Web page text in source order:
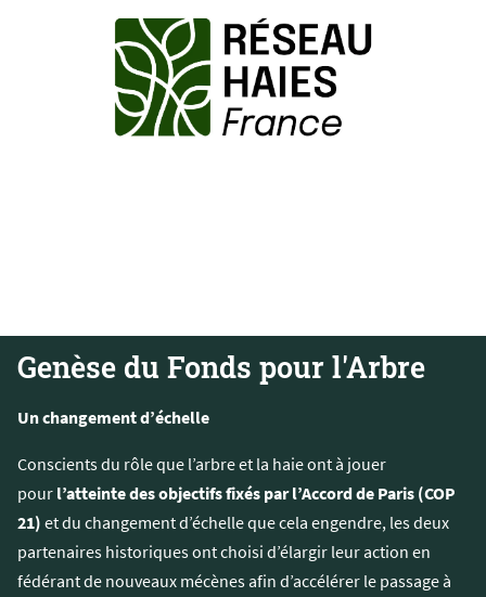
naturels régionaux, des syndicats de bassins versant, des
collectivités, des fédérations de chasse, etc. Ancré sur les
territoires et dans l’action, ce réseau d’opérateurs agit
auprès des agriculteurs, des acteurs publics et des citoyens
pour les accompagner dans la plantation et la restauration
de haies et ainsi faire de l’arbre champêtre un catalyseur des
Genèse du Fonds pour l'Arbre
Un changement d’échelle
Conscients du rôle que l’arbre et la haie ont à jouer
pour l’atteinte des objectifs fixés par l’Accord de Paris (COP
21) et du changement d’échelle que cela engendre, les deux
partenaires historiques ont choisi d’élargir leur action en
fédérant de nouveaux mécènes afin d’accélérer le passage à